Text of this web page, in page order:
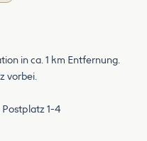
in ca. 1 km Entfernung.
vorbei.
1-4